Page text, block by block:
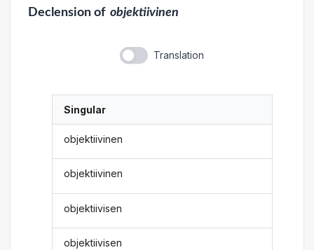
Declensionof objektiivinen
Translation
Singular
objektiivinen
objektiivinen
objektiivisen
objektiivisen